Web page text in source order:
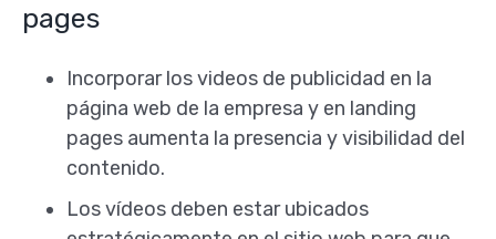
pages
Incorporar los videos de publicidad en la
página web de la empresa y en landing
pages aumenta la presencia y visibilidad del
contenido.
Los vídeos deben estar ubicados